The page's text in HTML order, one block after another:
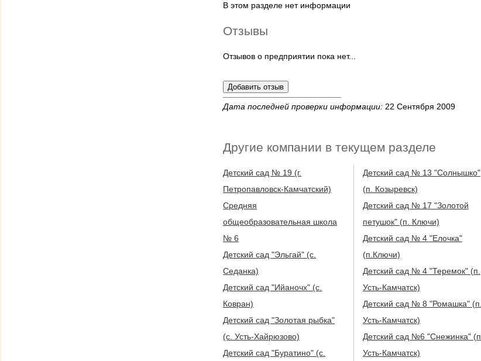
В этом разделе нет информации
Отзывы
Отзывов о предприятии пока нет...
Дата последней проверки информации: 22 Сентября 2009
Другие компании в текущем разделе
Детский сад № 19 (г.
Петропавловск-Камчатский)
Средняя
общеобразовательная школа
№ 6
Детский сад "Эльгай" (с.
Седанка)
Детский сад "Ийаночх" (с.
Ковран)
Детский сад "Золотая рыбка"
(с. Усть-Хайрюзово)
Детский сад "Буратино" (с.
Детский сад № 13 "Солнышко"
(п. Козыревск)
Детский сад № 17 "Золотой
петушок" (п. Ключи)
Детский сад № 4 "Елочка"
(п.Ключи)
Детский сад № 4 "Теремок" (п.
Усть-Камчатск)
Детский сад № 8 "Ромашка" (п.
Усть-Камчатск)
Детский сад №6 "Снежинка" (п.
Усть-Камчатск)